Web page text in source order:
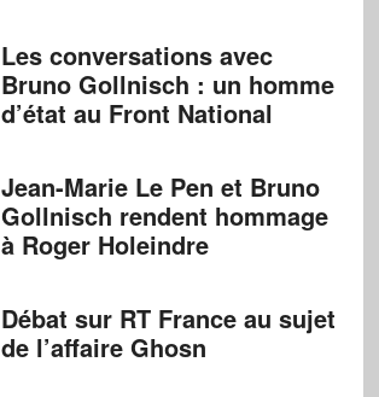
Les conversations avec
Bruno Gollnisch : un homme
d’état au Front National
Jean-Marie Le Pen et Bruno
Gollnisch rendent hommage
à Roger Holeindre
Débat sur RT France au sujet
de l’affaire Ghosn